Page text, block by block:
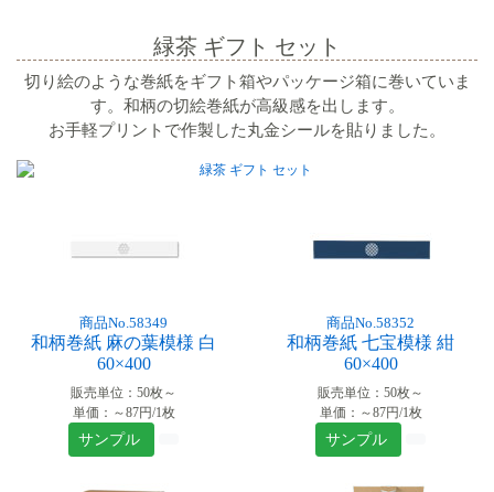
緑茶 ギフト セット
切り絵のような巻紙をギフト箱やパッケージ箱に巻いていま
す。和柄の切絵巻紙が高級感を出します。
お手軽プリントで作製した丸金シールを貼りました。
商品No.58349
和柄巻紙 麻の葉模様 白
60×400
販売単位：50枚～
単価：～87円/1枚
サンプル
商品No.58352
和柄巻紙 七宝模様 紺
60×400
販売単位：50枚～
単価：～87円/1枚
サンプル